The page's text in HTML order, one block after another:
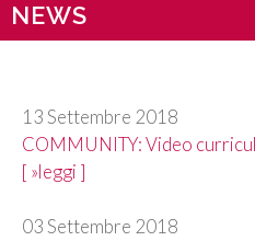
NEWS
13 Settembre 2018
COMMUNITY: Video
[ »leggi ]
03 Settembre 2018